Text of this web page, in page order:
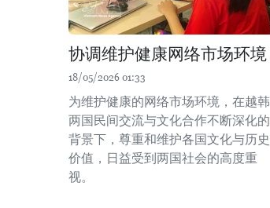
协调维护健康网络市场环境
18/05/2026 01:33
为维护健康的网络市场环境，在越韩
两国民间交流与文化合作不断深化的
背景下，尊重和维护各国文化与历史
价值，日益受到两国社会的高度重
视。